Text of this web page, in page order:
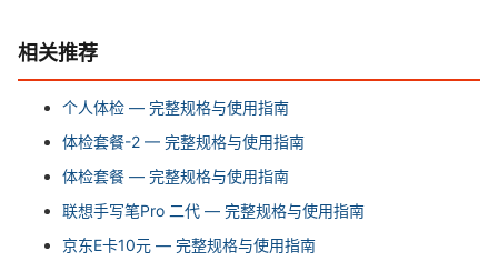
相关推荐
个人体检 — 完整规格与使用指南
体检套餐-2 — 完整规格与使用指南
体检套餐 — 完整规格与使用指南
联想手写笔Pro 二代 — 完整规格与使用指南
京东E卡10元 — 完整规格与使用指南